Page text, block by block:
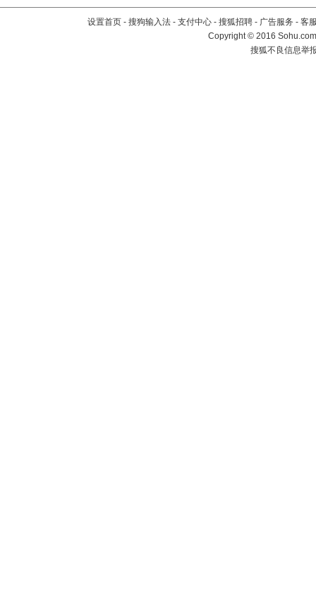
设置首页 - 搜狗输入法 - 支付中心 - 搜狐招聘 - 广告服务 - 客
Copyright©2016
搜狐不良信息举